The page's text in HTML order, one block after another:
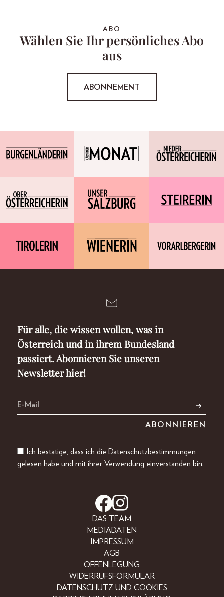
ABO
Wählen Sie Ihr persönliches Abo
aus
ABONNEMENT
Für alle, die wissen wollen, was in
Österreich und in ihrem Bundesland
passiert. Abonnieren Sie unseren
Newsletter hier!
Ich bestätige, dass ich die Datenschutzbestimmungen
gelesen habe und mit ihrer Verwendung einverstanden bin.
DAS TEAM
MEDIADATEN
IMPRESSUM
AGB
OFFENLEGUNG
WIDERRUFSFORMULAR
DATENSCHUTZ UND COOKIES